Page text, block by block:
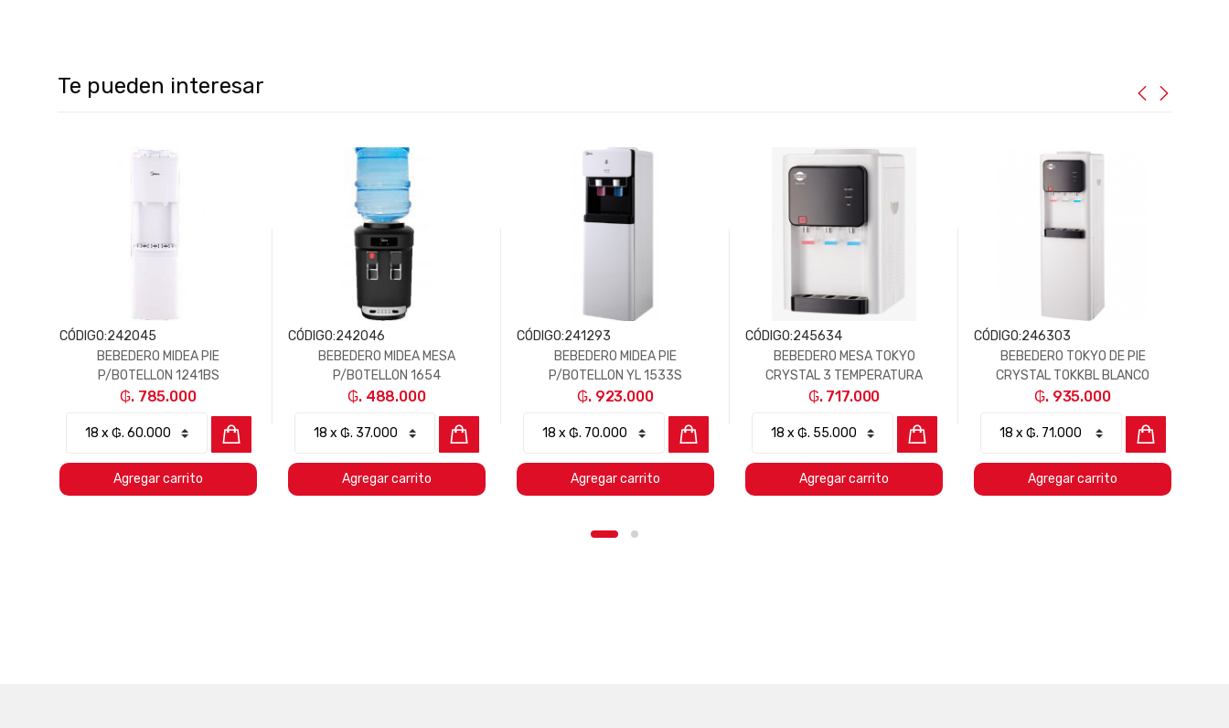
Te pueden interesar
CÓDIGO:242045
BEBEDERO MIDEA PIE
P/BOTELLON 1241BS
₲. 785.000
Agregar carrito
CÓDIGO:242046
BEBEDERO MIDEA MESA
P/BOTELLON 1654
₲. 488.000
Agregar carrito
CÓDIGO:241293
BEBEDERO MIDEA PIE
P/BOTELLON YL 1533S
₲. 923.000
Agregar carrito
CÓDIGO:245634
BEBEDERO MESA TOKYO
CRYSTAL 3 TEMPERATURA
BLANCO
₲. 717.000
Agregar carrito
CÓDIGO:246303
BEBEDERO TOKYO DE PIE
CRYSTAL TOKKBL BLANCO
₲. 935.000
Agregar carrito